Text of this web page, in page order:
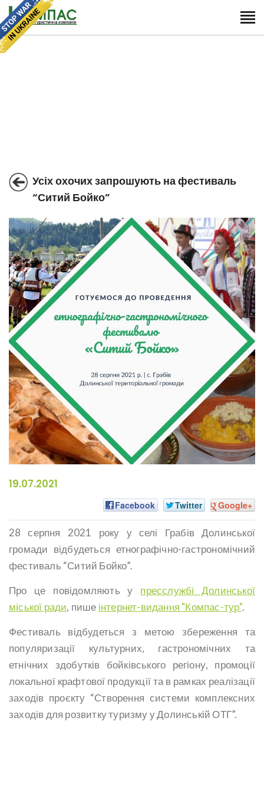
Усіх охочих запрошують на фестиваль
“Ситий Бойко”
19.07.2021
Facebook Twitter Google+
28 серпня 2021 року у селі Грабів Долинської
громади відбудеться етнографічно-гастрономічний
фестиваль “Ситий Бойко”.
Про це повідомляють у пресслужбі Долинської
міської ради, пише інтернет-видання "Компас-тур".
Фестиваль відбудеться з метою збереження та
популяризації культурних, гастрономічних та
етнічних здобутків бойківського регіону, промоції
локальної крафтової продукції та в рамках реалізації
заходів проєкту “Створення системи комплексних
заходів для розвитку туризму у Долинській ОТГ”.